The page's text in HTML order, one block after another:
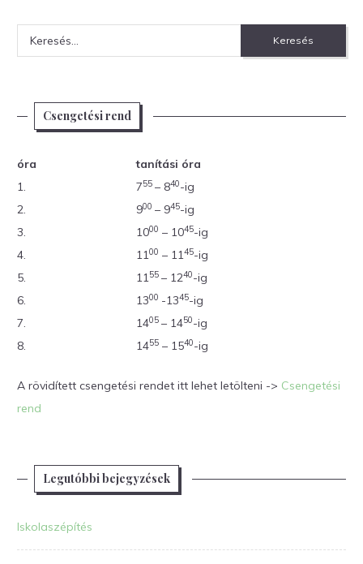
Keresés:
Csengetési rend
óra
tanítási óra
1.
755 – 840-ig
2.
900 – 945-ig
3.
1000 – 1045-ig
4.
1100 – 1145-ig
5.
1155 – 1240-ig
6.
1300 -1345-ig
7.
1405 – 1450-ig
8.
1455 – 1540-ig
A rövidített csengetési rendet itt lehet letölteni -> Csengetési
rend
Legutóbbi bejegyzések
Iskolaszépítés